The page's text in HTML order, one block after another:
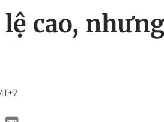
cao,